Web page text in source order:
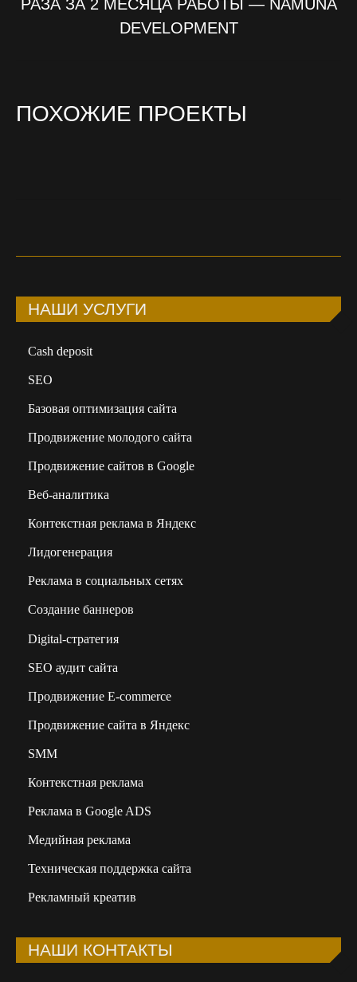
project:
РАЗА ЗА 2 МЕСЯЦА РАБОТЫ — NAMUNA
DEVELOPMENT
ПОХОЖИЕ ПРОЕКТЫ
НАШИ УСЛУГИ
Сash deposit
SEO
Базовая оптимизация сайта
Продвижение молодого сайта
Продвижение сайтов в Google
Веб-аналитика
Контекстная реклама в Яндекс
Лидогенерация
Реклама в социальных сетях
Создание баннеров
Digital-стратегия
SEO аудит сайта
Продвижение E-commerce
Продвижение сайта в Яндекс
SMM
Контекстная реклама
Реклама в Google ADS
Медийная реклама
Техническая поддержка сайта
Рекламный креатив
НАШИ КОНТАКТЫ